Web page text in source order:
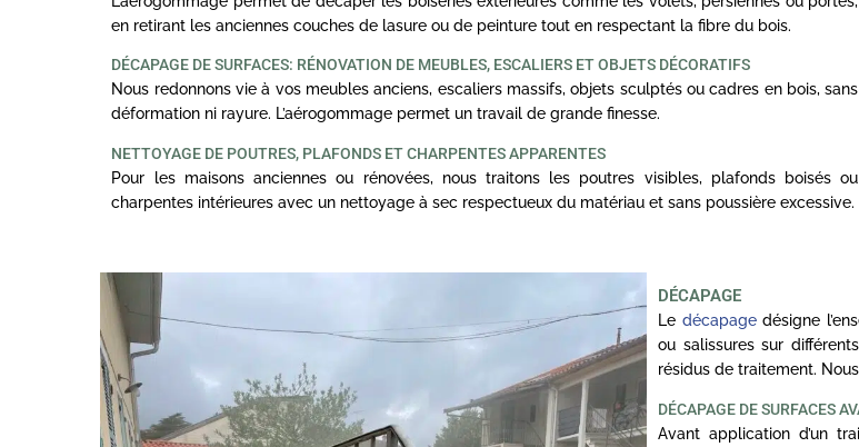
en retirant les anciennes couches de lasure ou de peinture tout en respectant la fibre du bois.
DÉCAPAGE DE SURFACES: RÉNOVATION DE MEUBLES, ESCALIERS ET OBJETS DÉCORATIFS
Nous redonnons vie à vos meubles anciens, escaliers massifs, objets sculptés ou cadres en bois, sans
déformation ni rayure. L’aérogommage permet un travail de grande finesse.
NETTOYAGE DE POUTRES, PLAFONDS ET CHARPENTES APPARENTES
Pour les maisons anciennes ou rénovées, nous traitons les poutres visibles, plafonds boisés ou
charpentes intérieures avec un nettoyage à sec respectueux du matériau et sans poussière excessive.
DÉCAPAGE
Le décapagedésigne
ou salissures sur
résidus de traitement.
DÉCAPAGE DE SURFACES
Avant application d’un